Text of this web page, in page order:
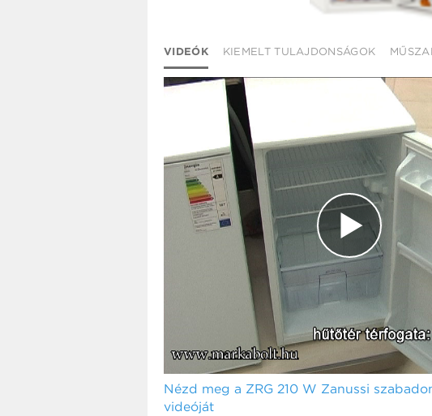
VIDEÓK KIEMELT TULAJDONSÁGOK
Nézd meg a ZRG 210 W Zanussi
videóját